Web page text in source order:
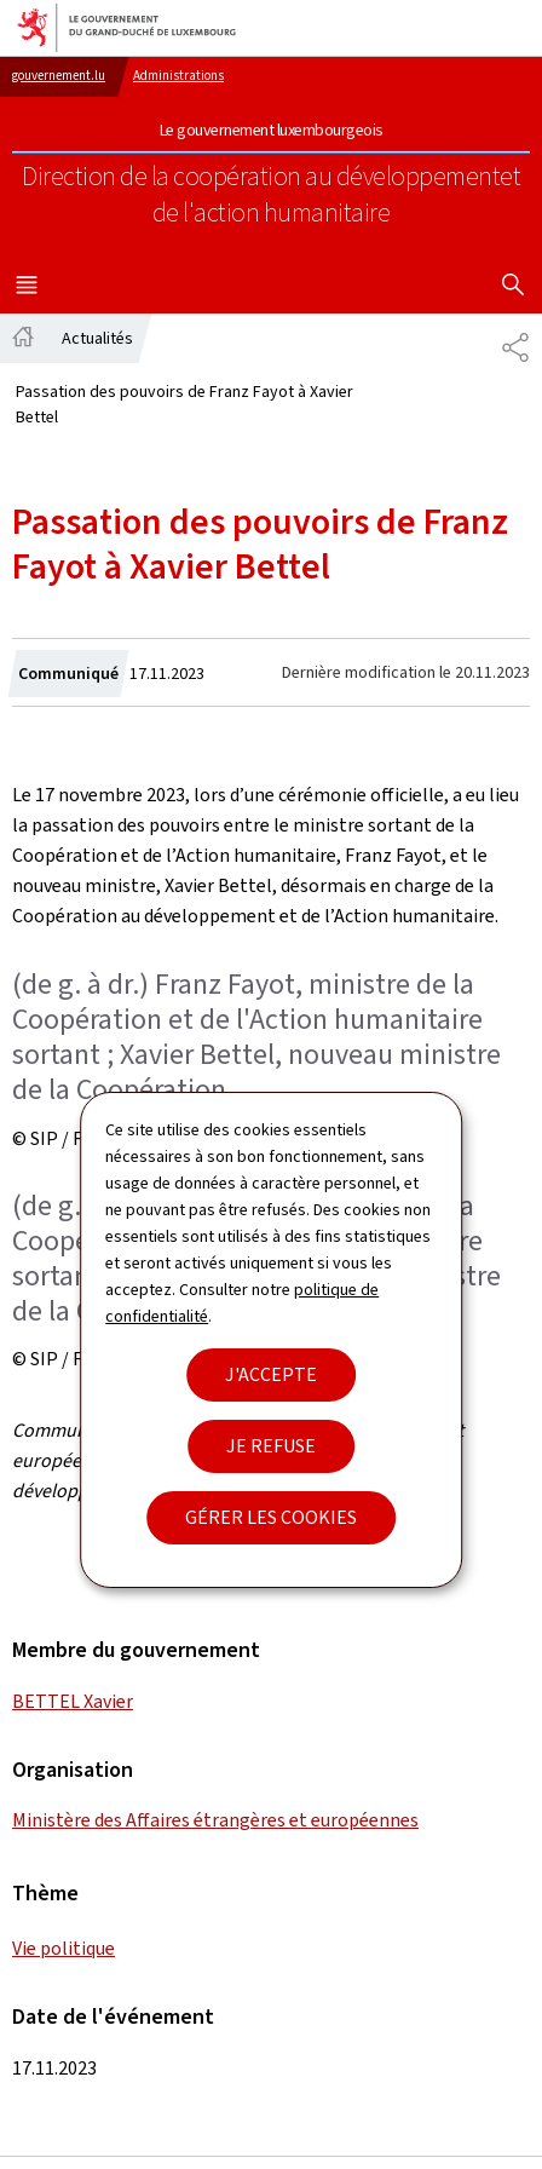
Ce site utilise des cookies essentiels
nécessaires à son bon fonctionnement, sans
usage de données à caractère personnel, et
ne pouvant pas être refusés. Des cookies non
essentiels sont utilisés à des fins statistiques
et seront activés uniquement si vous les
acceptez. Consulter notrepolitique de
confidentialité.
J'ACCEPTE
JE REFUSE
GÉRER LES COOKIES
Aller au menu principal
Aller au contenu
gouvernement.lu Administrations
Le gouvernement luxembourgeois
Direction de la coopération au développementet
de l'action humanitaire
MENU
PRINCIPAL
Actualités
Passation des pouvoirs de Franz Fayot à Xavier
Bettel
Passation des pouvoirs de Franz
Fayot à Xavier Bettel
Communiqué Crée
le
17.11.2023 Dernière modification le 20.11.2023
Le 17 novembre 2023, lors d’une cérémonie officielle, a eu lieu
la passation des pouvoirs entre le ministre sortant de la
Coopération et de l’Action humanitaire, Franz Fayot, et le
nouveau ministre, Xavier Bettel, désormais en charge de la
Coopération au développement et de l’Action humanitaire.
(de g. à dr.) Franz Fayot, ministre de la
Coopération et de l'Action humanitaire
sortant ; Xavier Bettel, nouveau ministre
de la Coopération
© SIP / Frédéric Sierakowski
(de g. à dr.) Franz Fayot, ministre de la
Coopération et de l'Action humanitaire
sortant ; Xavier Bettel, nouveau ministre
de la Coopération
© SIP / Frédéric Sierakowski
Communiqué par le ministère des Affaires étrangères et
européennes et la Direction de la coopération au
développement et de l'action humanitaire
Membre du gouvernement
BETTEL Xavier
Organisation
Ministère des Affaires étrangères et européennes
Thème
Vie politique
Date de l'événement
17.11.2023